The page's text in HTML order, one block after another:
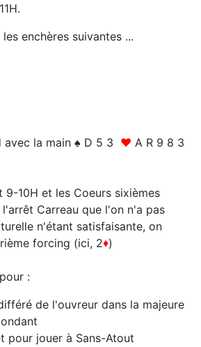
enchères suivantes ...
avec la main ♠ D 5 3 ♥ A R 9 8 3
10H et les Coeurs sixièmes
Carreau que l'on n'a pas
n'étant satisfaisante, on
forcing (ici, 2♦)
:
de l'ouvreur dans la majeure
pour jouer à Sans-Atout